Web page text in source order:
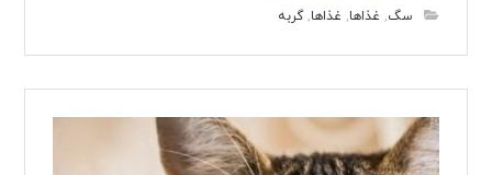
سگ, غذاها, غذاها,گربه